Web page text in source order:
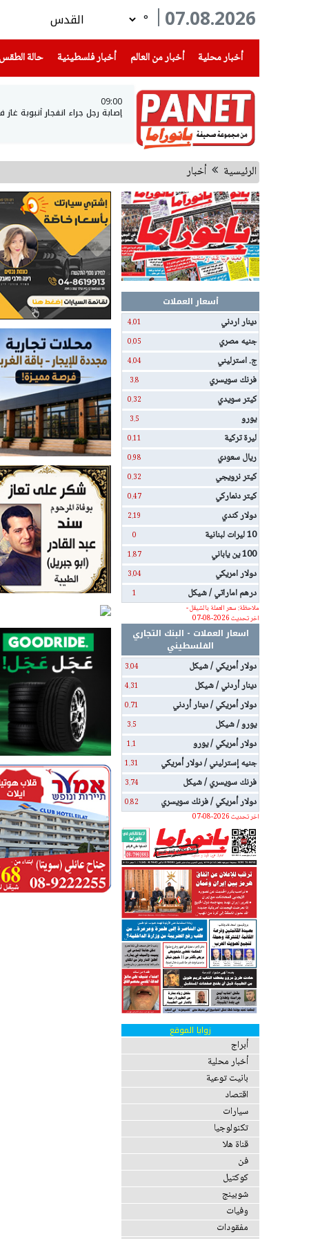
07.08.2026
°
أخبار محلية
(current) أخبار من العالم أخبار فلسطينية(current) حالة الطقس
09:00
إصابة رجل جراء انفجار أنبوبة
الرئيسية أخبار
أسعار العملات
دينار اردني
4.01
جنيه مصري 0.05
ج. استرليني 4.04
فرنك سويسري 3.8
كيتر سويدي 0.32
يورو 3.5
ليرة تركية 0.11
ريال سعودي 0.98
كيتر نرويجي 0.32
كيتر دنماركي 0.47
دولار كندي 2.19
10 ليرات لبنانية 0
100 ين ياباني 1.87
دولار امريكي 3.04
درهم اماراتي / شيكل
1
ملاحظة: سعر العملة بالشيقل -
اخر تحديث 2026-08-07
اسعار العملات - البنك التجاري
الفلسطيني
دولار أمريكي / شيكل
3.04
دينار أردني / شيكل 4.31
دولار أمريكي / دينار أردني 0.71
يورو / شيكل 3.5
دولار أمريكي / يورو 1.1
جنيه إسترليني / دولار أمريكي 1.31
فرنك سويسري / شيكل 3.74
دولار أمريكي / فرنك سويسري
0.82
اخر تحديث 2026-08-07
زوايا الموقع
أبراج
أخبار محلية
بانيت توعية
اقتصاد
سيارات
تكنولوجيا
قناة هلا
فن
كوكتيل
شوبينج
وفيات
مفقودات